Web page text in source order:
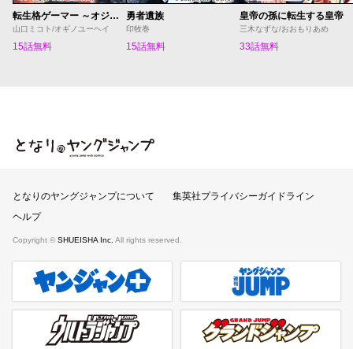
転生格ゲーマー ～オジでも勝てる異世界攻略～
山口ミコト/オギノユーヘイ
15話無料
勇者遺族
印牧巻
15話無料
皇帝の孫に転生する皇帝
三木なずな/おおもりあめ
33話無料
となりのヤングジャンプ
となりのヤングジャンプについて
集英社プライバシーガイドライン
ヘルプ
Copyright © SHUEISHA Inc. All rights reserved.
ヤンジャンプラス 週刊ヤングジャンプ公式サイト
ウルトラジャンプ グランドジャンプ